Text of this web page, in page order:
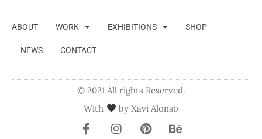
ABOUT WORK EXHIBITIONS SHOP
NEWS CONTACT
© 2021 All rights Reserved.
With
by Xavi Alonso